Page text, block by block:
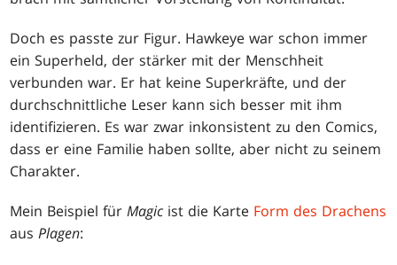
Doch es passte zur Figur. Hawkeye war schon immer
ein Superheld, der stärker mit der Menschheit
verbunden war. Er hat keine Superkräfte, und der
durchschnittliche Leser kann sich besser mit ihm
identifizieren. Es war zwar inkonsistent zu den Comics,
dass er eine Familie haben sollte, aber nicht zu seinem
Charakter.
Mein Beispiel fürMagic ist die Karte Form des Drachens
ausPlagen: